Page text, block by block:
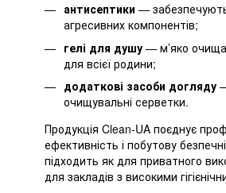
антисептики —
агресивних компонентів;
гелі для душу — м’яко
для всієї родини;
додаткові засоби догляду
очищувальні серветки.
Продукція Clean-UA поєднує
ефективність і побутову
підходить як для приватного
для закладів з високими